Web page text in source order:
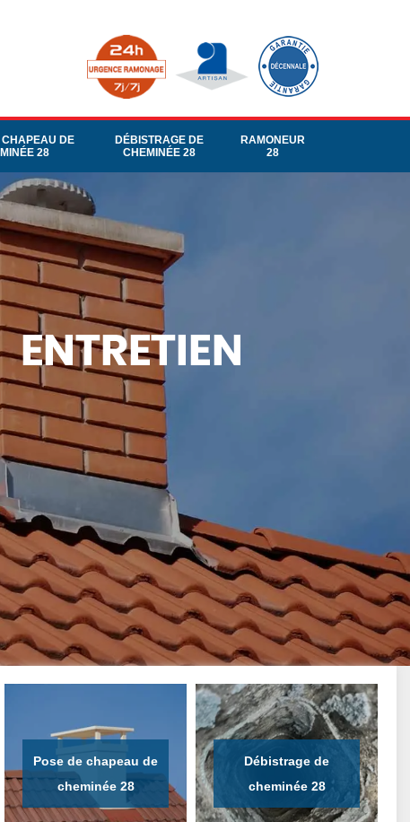
CHAPEAU DE
28
DÉBISTRAGE DE
CHEMINÉE 28
RAMONEUR
28
Pose de chapeau de
cheminée 28
Débistrage de
cheminée 28